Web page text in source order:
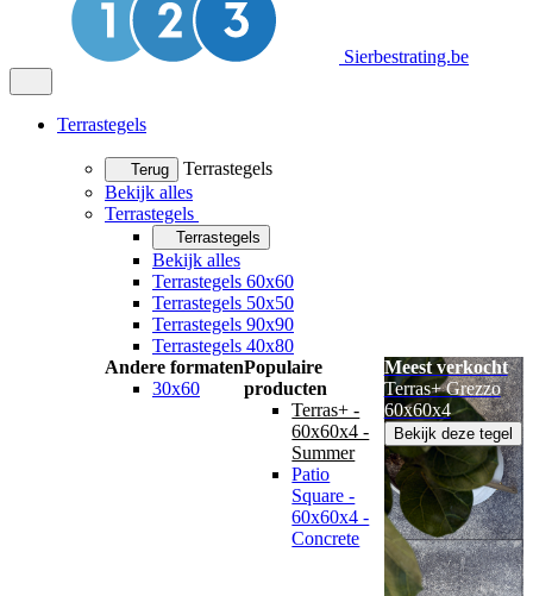
Sierbestrating.be
Terrastegels
Terug
Terrastegels
Bekijk alles
Terrastegels
Terrastegels
Bekijk alles
Terrastegels 60x60
Terrastegels 50x50
Terrastegels 90x90
Terrastegels 40x80
Andere formaten
30x60
Populaire
producten
Terras+ -
60x60x4 -
Summer
Patio
Square -
60x60x4 -
Concrete
Meest verkocht
Terras+ Grezzo
60x60x4
Bekijk deze tegel